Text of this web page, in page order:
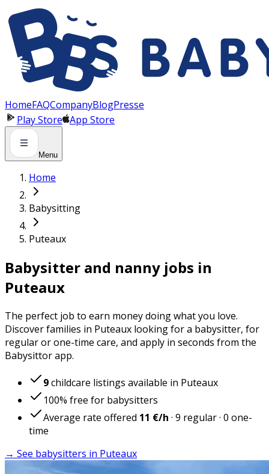
HomeFAQCompanyBlogPresse
Play Store App Store
Menu
Home
Babysitting
Puteaux
Babysitter and nanny jobs in
Puteaux
The perfect job to earn money doing what you love.
Discover families in Puteaux looking for a babysitter, for
regular or one-time care, and apply in seconds from the
Babysittor app.
9childcare listings available in Puteaux
100% free for babysitters
Average rate offered 11 €/h · 9 regular· 0 one-
time
→ See babysitters in Puteaux
Panneau de gestion des cookies